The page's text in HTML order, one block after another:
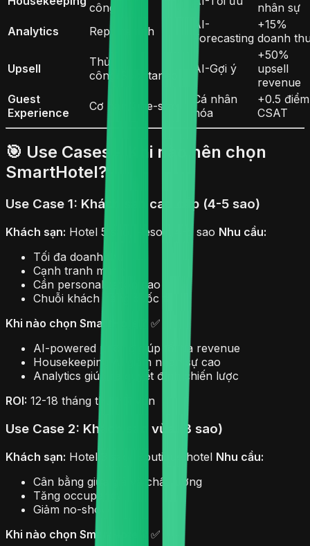
công
nhân sự
Analytics
Reports tĩnh
AI-
Forecasting
+15%
doanh
Upsell
Thủ
công/Spontaneous
AI-Gợi ý
+50%
upsell
revenue
Guest
Experience
Cơ bản/One-size
Cá nhân
hóa
+0.5 điểm
CSAT
🎯 Use Cases - Khi nào nên chọn
SmartHotel?
Use Case 1: Khách sạn cao cấp (4-5 sao)
Khách sạn: Hotel 5 sao, Resort 4-5 sao Nhu cầu:
Tối đa doanh thu
Cạnh tranh mạnh
Cần personalization cao
Chuỗi khách hàng quốc tế
Khi nào chọn SmartHotel?
✅
AI-powered pricing giúp tối đa revenue
Housekeeping AI giảm nhân sự cao
Analytics giúp ra quyết định chiến lược
ROI: 12-18 tháng thu hồi vốn
Use Case 2: Khách sạn vừa (3 sao)
Khách sạn: Hotel 3 sao, Boutique hotel Nhu cầu:
Cân bằng giữa giá và chất lượng
Tăng occupancy
Giảm no-show
Khi nào chọn SmartHotel?
✅